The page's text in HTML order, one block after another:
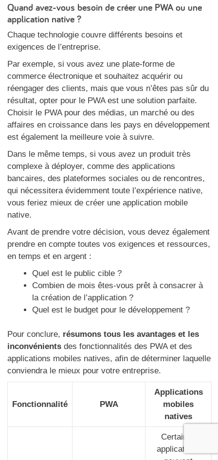
Quand avez-vous besoin de créer une PWA ou une
application native ?
Chaque technologie couvre différents besoins et
exigences de l’entreprise.
Par exemple, si vous avez une plate-forme de
commerce électronique et souhaitez acquérir ou
réengager des clients, mais que vous n’êtes pas sûr du
résultat, opter pour le PWA est une solution parfaite.
Choisir le PWA pour des médias, un marché ou des
affaires en croissance dans les pays en développement
est également la meilleure voie à suivre.
Dans le même temps, si vous avez un produit très
complexe à déployer, comme des applications
bancaires, des plateformes sociales ou de rencontres,
qui nécessitera évidemment toute l’expérience native,
vous feriez mieux de créer une application mobile
native.
Avant de prendre votre décision, vous devez également
prendre en compte toutes vos exigences et ressources,
en temps et en argent :
Quel est le public cible ?
Combien de mois êtes-vous prêt à consacrer à
la création de l’application ?
Quel est le budget pour le développement ?
Pour conclure, résumons tous les avantages et les
inconvénients des fonctionnalités des PWA et des
applications mobiles natives, afin de déterminer laquelle
conviendra le mieux pour votre entreprise.
Fonctionnalité PWA
Applications
mobiles
natives
Certaines
applications